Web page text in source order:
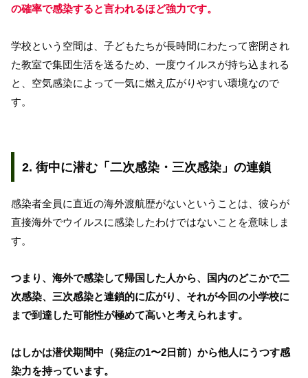
の確率で感染すると言われるほど強力です。
学校という空間は、子どもたちが長時間にわたって密閉され
た教室で集団生活を送るため、一度ウイルスが持ち込まれる
と、空気感染によって一気に燃え広がりやすい環境なので
す。
2. 街中に潜む「二次感染・三次感染」の連鎖
感染者全員に直近の海外渡航歴がないということは、彼らが
直接海外でウイルスに感染したわけではないことを意味しま
す。
つまり、海外で感染して帰国した人から、国内のどこかで二
次感染、三次感染と連鎖的に広がり、それが今回の小学校に
まで到達した可能性が極めて高いと考えられます。
はしかは潜伏期間中（発症の1〜2日前）から他人にうつす感
染力を持っています。